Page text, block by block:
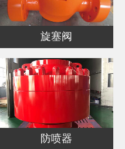
旋塞阀
防喷器